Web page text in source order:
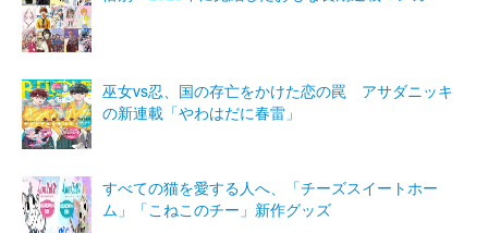
巫女vs忍、国の存亡をかけた恋の罠 アサダニッキ
の新連載「やわはだに春雷」
すべての猫を愛する人へ、「チーズスイートホー
ム」「こねこのチー」新作グッズ